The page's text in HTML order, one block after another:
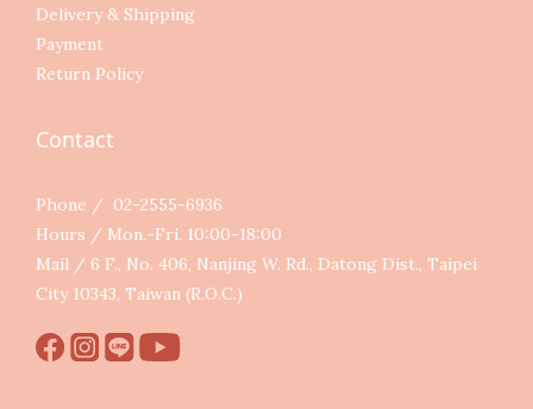
Delivery & Shipping
Payment
Return Policy
Contact
Phone / 02-2555-6936
Hours / Mon.-Fri. 10:00-18:00
Mail / 6 F., No. 406, Nanjing W. Rd., Datong Dist., Taipei
City 10343, Taiwan (R.O.C.)